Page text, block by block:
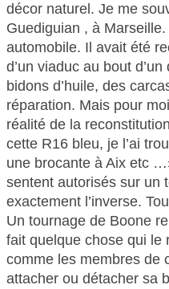
décor naturel. Je me
Guediguian , à
automobile. Il avait été
d’un viaduc au bout
bidons d’huile, des
réparation. Mais pour
réalité de la
cette R16 bleu, je l’ai
une brocante à Aix etc
sentent autorisés sur un
exactement l’inverse.
Un tournage de Boone
fait quelque chose qui le
comme les membres de
attacher ou détacher sa